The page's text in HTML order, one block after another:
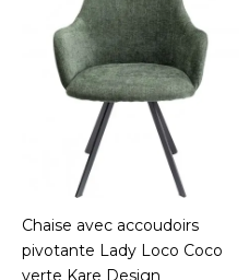
Chaise avec accoudoirs
pivotante Lady Loco Coco
verte Kare Design